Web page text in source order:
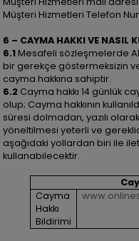
Müşteri Hizmetleri Telefon
6 – CAYMA HAKKI VE NASIL
6.1Mesafeli sözleşmelerde
bir gerekçe göstermeksizin
cayma hakkına sahiptir.
6.2 Cayma hakkı 14 günlük
olup; Cayma hakkının
süresi dolmadan, yazılı olarak
yöneltilmesi yeterli ve
aşağıdaki yollardan biri ile
kullanabilecektir.
Cayma
Hakkı
Bildirimi